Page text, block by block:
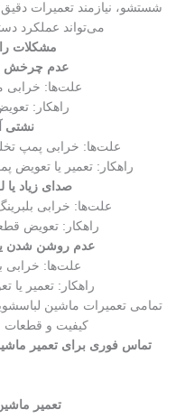
شستشو، نیازمند تعمیرات
می‌تواند عملکرد
مشکلات
عدم چرخش
علت‌ها: خرابی
راهکار:
نشتی
علت‌ها: خرابی پمپ
راهکار: تعمیر یا تعویض
صدای زیاد
علت‌ها: خرابی
راهکار: تعویض
عدم روشن شدن
علت‌ها: خرابی
راهکار: تعمیر یا
تمامی تعمیرات ماشین
کیفیت و قطعات
تماس فوری برای تعمیر ماشین
تعمیر